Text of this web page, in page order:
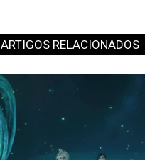
ARTIGOS RELACIONADOS